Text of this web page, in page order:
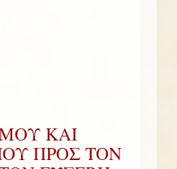
ΚΑΙ
ΠΡΟΣ ΤΟΝ